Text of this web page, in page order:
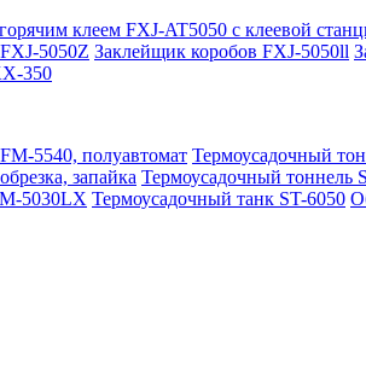
клеем FXJ-AT5050 с клеевой
5050Z Заклейщик коробов FXJ-5050ll
350
5540, полуавтомат Термоусадочный
запайка Термоусадочный тоннель
5030LX Термоусадочный танк ST-6050